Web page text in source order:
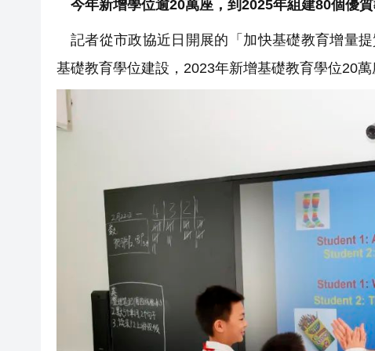
今年新增學位逾20萬座，到2025年組建80個優
記者從市政協近日開展的「加快基礎教育增量
基礎教育學位建設，2023年新增基礎教育學位20